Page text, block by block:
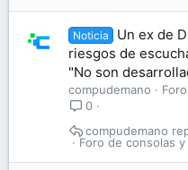
Noticia
Un ex de
riesgos de
"No son
compudemano
0
Foro de consolas
compudemano